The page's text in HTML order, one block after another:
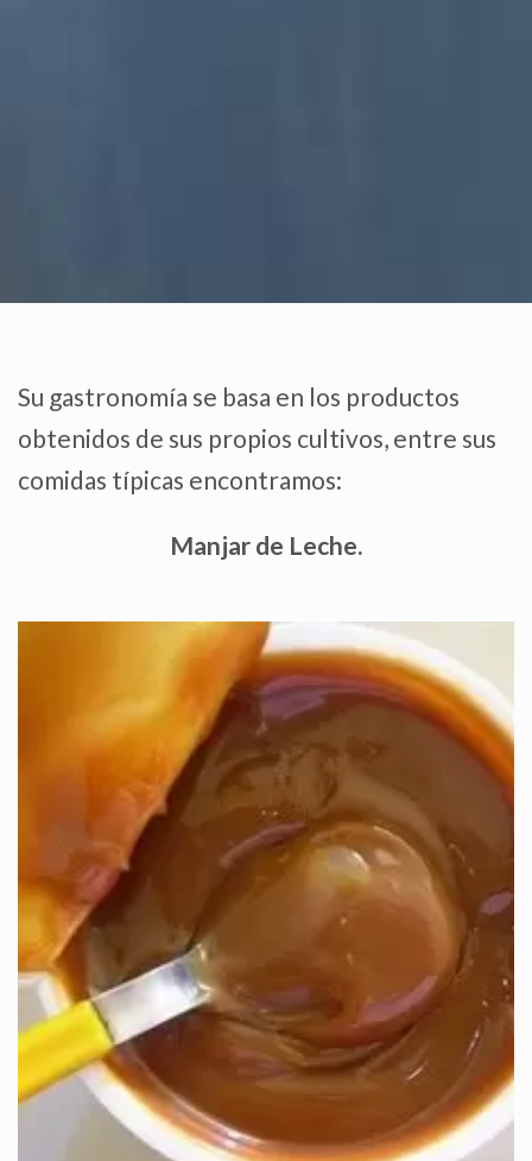
Su gastronomía se basa en los productos
obtenidos de sus propios cultivos, entre sus
comidas típicas encontramos:
Manjar de Leche.